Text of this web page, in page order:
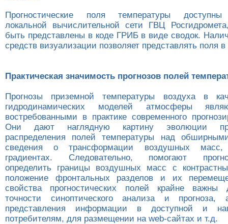
Прогностические поля температуры доступны
локальной вычислительной сети ГВЦ
быть представлены в коде ГРИБ в виде сводок.
средств визуализации позволяет представлять поля в
Практическая значимость прогнозов полей
Прогнозы приземной температуры воздуха в
гидродинамических моделей атмосферы
востребованными в практике современного
Они дают наглядную картину эволюции
распределения полей температуры над
сведения о трансформации воздушных масс,
градиентах. Следовательно, помогают
определить границы воздушных масс с
положение фронтальных разделов и их
свойства прогностических полей крайне
точности синоптического анализа и
представления информации в доступной и
потребителям, для размещении на web-сайтах и т.д.